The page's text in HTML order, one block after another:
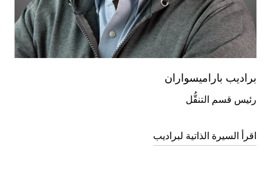
براديب باراميسواران
رئيس قسم التنقُّل
اقرأ السيرة الذاتية لبراديب